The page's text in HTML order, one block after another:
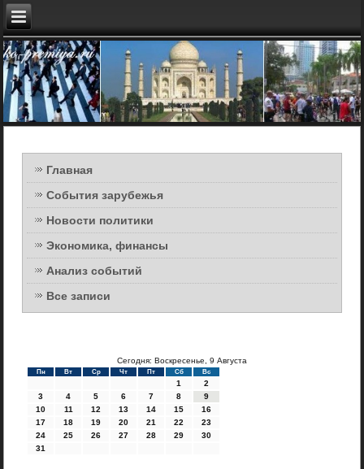
Главная
События зарубежья
Новости политики
Экономика, финансы
Анализ событий
Все записи
Сегодня: Воскресенье, 9 Августа
Пн Вт Ср Чт Пт Сб Вс
1
2
3
4 5 6 7 8
9
10
11 12 13 14 15
16
17
18 19 20 21 22
23
24
25 26 27 28 29
30
31